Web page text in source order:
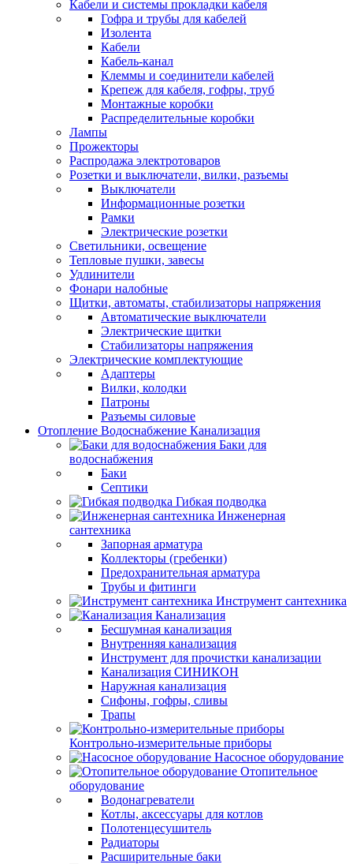
Кабели и системы прокладки кабеля
Гофра и трубы для кабелей
Изолента
Кабели
Кабель-канал
Клеммы и соединители кабелей
Крепеж для кабеля, гофры, труб
Монтажные коробки
Распределительные коробки
Лампы
Прожекторы
Распродажа электротоваров
Розетки и выключатели, вилки, разъемы
Выключатели
Информационные розетки
Рамки
Электрические розетки
Светильники, освещение
Тепловые пушки, завесы
Удлинители
Фонари налобные
Щитки, автоматы, стабилизаторы напряжения
Автоматические выключатели
Электрические щитки
Стабилизаторы напряжения
Электрические комплектующие
Адаптеры
Вилки, колодки
Патроны
Разъемы силовые
Отопление Водоснабжение Канализация
Баки для
водоснабжения
Баки
Септики
Гибкая подводка
Инженерная
сантехника
Запорная арматура
Коллекторы (гребенки)
Предохранительная арматура
Трубы и фитинги
Инструмент сантехника
Канализация
Бесшумная канализация
Внутренняя канализация
Инструмент для прочистки канализации
Канализация СИНИКОН
Наружная канализация
Сифоны, гофры, сливы
Трапы
Контрольно-измерительные приборы
Насосное оборудование
Отопительное
оборудование
Водонагреватели
Котлы, аксессуары для котлов
Полотенцесушитель
Радиаторы
Расширительные баки